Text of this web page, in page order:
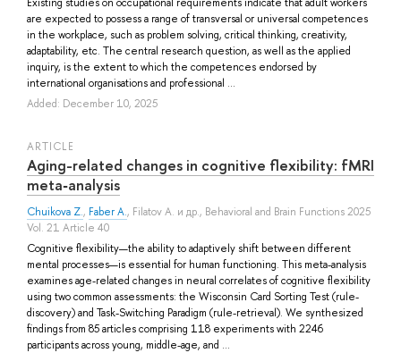
are expected to possess a range of transversal or universal competences
in the workplace, such as problem solving, critical thinking, creativity,
adaptability, etc. The central research question, as well as the applied
inquiry, is the extent to which the competences endorsed by
international organisations and professional ...
Added: December 10, 2025
ARTICLE
Aging-related changes in cognitive flexibility: fMRI
meta‐analysis
Chuikova Z., Faber A., Filatov A. и др., Behavioral and Brain Functions 2025
Vol. 21 Article 40
Cognitive flexibility—the ability to adaptively shift between different
mental processes—is essential for human functioning. This meta-analysis
examines age-related changes in neural correlates of cognitive flexibility
using two common assessments: the Wisconsin Card Sorting Test (rule-
discovery) and Task-Switching Paradigm (rule-retrieval). We synthesized
findings from 85 articles comprising 118 experiments with 2246
participants across young, middle-age, and ...